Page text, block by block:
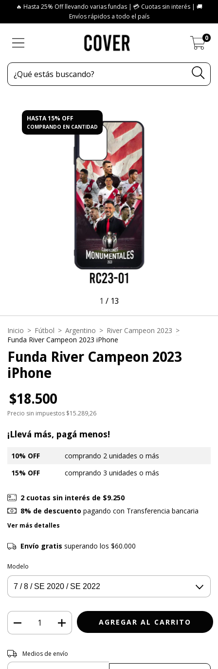
🔥 Hasta 25% Off llevando varias fundas | 💳 Cuotas sin interés | 🚚
Envíos rápidos a todo el país
0
HASTA 15% OFF
COMPRANDO EN CANTIDAD
1 / 13
Inicio > Fútbol > Argentino > River Campeon 2023 >
Funda River Campeon 2023 iPhone
Funda River Campeon 2023
iPhone
$18.500
Precio sin impuestos $15.289,26
¡Llevá más, pagá menos!
10% OFF
comprando 2 unidades o más
15% OFF
comprando 3 unidades o más
2 cuotas sin interés de $9.250
8% de descuento pagando con Transferencia bancaria
Ver más detalles
Envío gratis superando los $60.000
Modelo
Entregas para el CP:
Medios de envío